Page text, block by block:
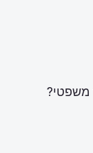
משפטי?